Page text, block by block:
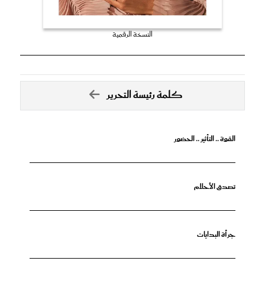
النسخة الرقمية
كلمة رئيسة التحرير
القوة .. التأثير .. الحضور
تصدق الأحلام
جرأة البدايات